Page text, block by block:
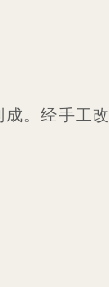
。经手工改